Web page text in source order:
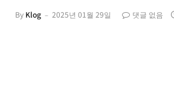
By Klog 2025년 01월 29일 댓글 없음